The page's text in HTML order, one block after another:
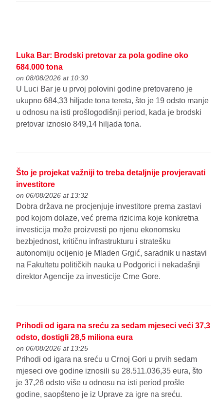
Luka Bar: Brodski pretovar za pola godine oko
684.000 tona
on 08/08/2026 at 10:30
U Luci Bar je u prvoj polovini godine pretovareno je
ukupno 684,33 hiljade tona tereta, što je 19 odsto manje
u odnosu na isti prošlogodišnji period, kada je brodski
pretovar iznosio 849,14 hiljada tona.
Što je projekat važniji to treba detaljnije provjeravati
investitore
on 06/08/2026 at 13:32
Dobra država ne procjenjuje investitore prema zastavi
pod kojom dolaze, već prema rizicima koje konkretna
investicija može proizvesti po njenu ekonomsku
bezbjednost, kritičnu infrastrukturu i stratešku
autonomiju ocijenio je Mladen Grgić, saradnik u nastavi
na Fakultetu političkih nauka u Podgorici i nekadašnji
direktor Agencije za investicije Crne Gore.
Prihodi od igara na sreću za sedam mjeseci veći 37,3
odsto, dostigli 28,5 miliona eura
on 06/08/2026 at 13:25
Prihodi od igara na sreću u Crnoj Gori u prvih sedam
mjeseci ove godine iznosili su 28.511.036,35 eura, što
je 37,26 odsto više u odnosu na isti period prošle
godine, saopšteno je iz Uprave za igre na sreću.